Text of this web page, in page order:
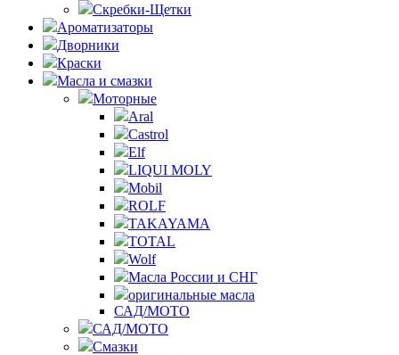
Скребки-Щетки
Ароматизаторы
Дворники
Краски
Масла и смазки
Моторные
Aral
Castrol
Elf
LIQUI MOLY
Mobil
ROLF
TAKAYAMA
TOTAL
Wolf
Масла России и СНГ
оригинальные масла
САД/МОТО
САД/МОТО
Смазки